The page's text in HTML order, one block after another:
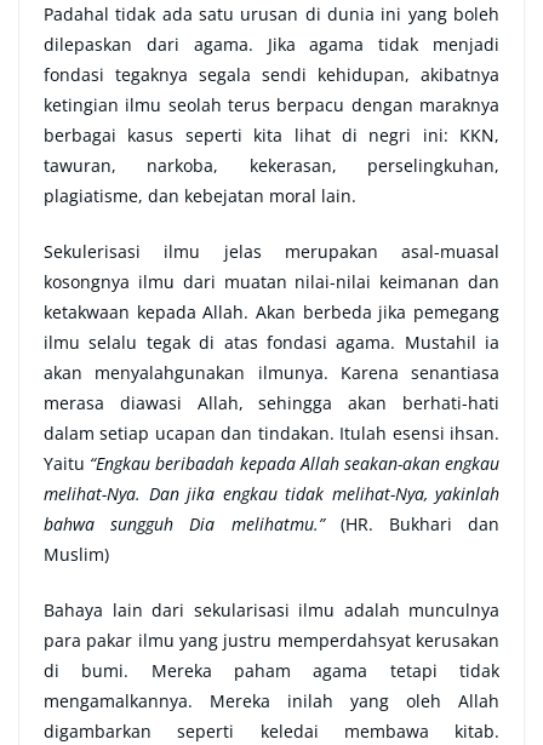
Padahal tidak ada satu urusan di dunia ini yang boleh
dilepaskan dari agama. Jika agama tidak menjadi
fondasi tegaknya segala sendi kehidupan, akibatnya
ketingian ilmu seolah terus berpacu dengan maraknya
berbagai kasus seperti kita lihat di negri ini: KKN,
tawuran, narkoba, kekerasan, perselingkuhan,
plagiatisme, dan kebejatan moral lain.
Sekulerisasi ilmu jelas merupakan asal-muasal
kosongnya ilmu dari muatan nilai-nilai keimanan dan
ketakwaan kepada Allah. Akan berbeda jika pemegang
ilmu selalu tegak di atas fondasi agama. Mustahil ia
akan menyalahgunakan ilmunya. Karena senantiasa
merasa diawasi Allah, sehingga akan berhati-hati
dalam setiap ucapan dan tindakan. Itulah esensi ihsan.
Yaitu “Engkau beribadah kepada Allah seakan-akan engkau
melihat-Nya. Dan jika engkau tidak melihat-Nya, yakinlah
bahwa sungguh Dia melihatmu.”(HR. Bukhari dan
Muslim)
Bahaya lain dari sekularisasi ilmu adalah munculnya
para pakar ilmu yang justru memperdahsyat kerusakan
di bumi. Mereka paham agama tetapi tidak
mengamalkannya. Mereka inilah yang oleh Allah
digambarkan seperti keledai membawa kitab.